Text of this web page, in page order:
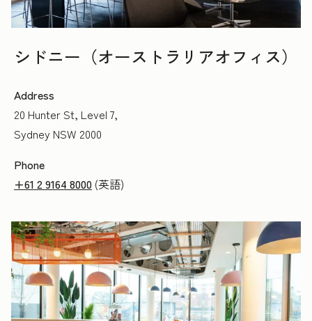
シドニー（オーストラリアオフィス）
Address
20 Hunter St, Level 7,
Sydney NSW 2000
Phone
+61 2 9164 8000 (英語)